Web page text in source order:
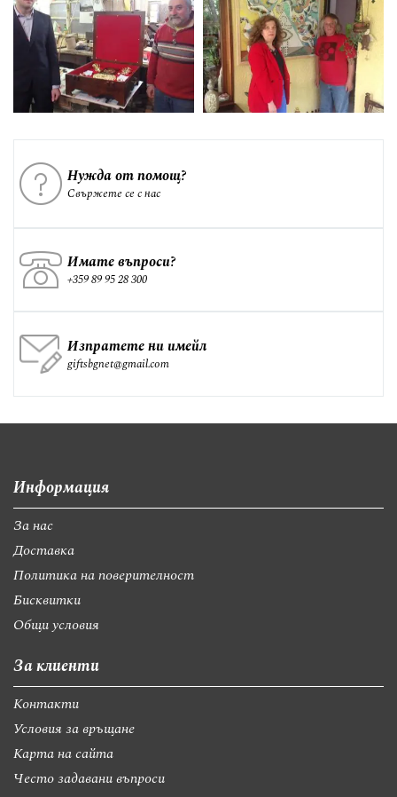
Нужда от помощ?
Свържете се с нас
Имате въпроси?
+359 89 95 28 300
Изпратете ни имейл
giftsbgnet@gmail.com
Информация
За нас
Доставка
Политика на поверителност
Бисквитки
Общи условия
За клиенти
Контакти
Условия за връщане
Карта на сайта
Често задавани въпроси